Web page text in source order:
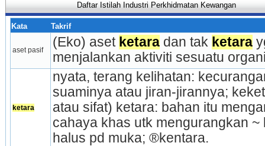
Daftar Istilah Industri Perkhidmatan Kewangan
Kata Takrif
aset pasif
(Eko) aset ketara dan tak ketara
menjalankan aktiviti sesuatu
ketara
nyata, terang kelihatan:
suaminya atau jiran-jirannya;
atau sifat) ke­tara: bahan itu
cahaya khas utk mengurangkan ~
halus pd muka; ®kentara.